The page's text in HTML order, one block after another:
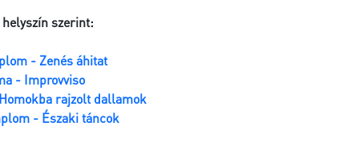
szerint:
- Zenés áhitat
- Improvviso
rajzolt dallamok
- Északi táncok